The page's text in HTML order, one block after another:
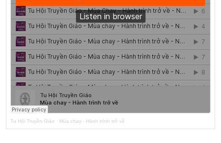
Tu Hội Truyền Giáo · Mùa chay - Hành trình trở về